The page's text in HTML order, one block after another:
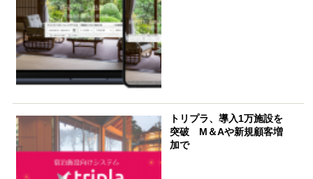
トリプラ、導入1万施設を
突破 M＆Aや新規顧客増
加で